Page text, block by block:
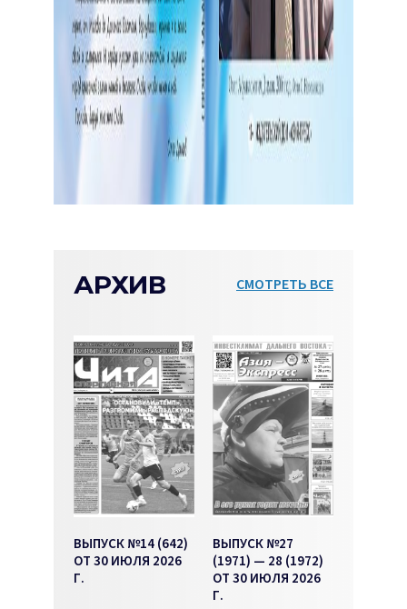
АРХИВ СМОТРЕТЬ ВСЕ
ВЫПУСК №14 (642)
ОТ 30 ИЮЛЯ 2026
Г.
ВЫПУСК №27
(1971) — 28 (1972)
ОТ 30 ИЮЛЯ 2026
Г.